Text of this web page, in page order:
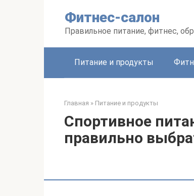
Фитнес-салон
Правильное питание, фитнес,
Питание и продукты
Главная » Питание и продукты
Спортивное
правильно